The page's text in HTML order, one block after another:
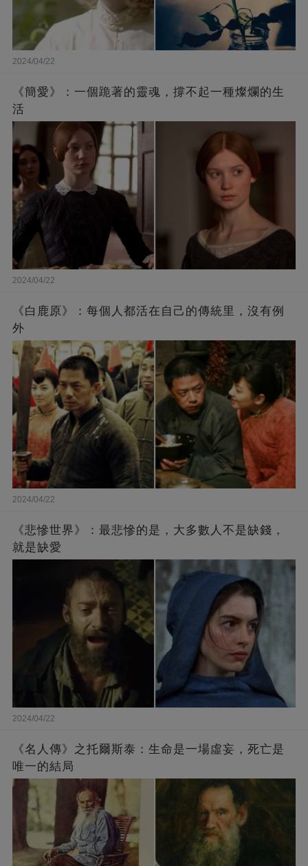
2024/04/22
《簡愛》：一個跪著的靈魂，撐不起一種燦爛的生
活
2024/04/22
《白鹿原》：每個人都活在自己的傳統里，沒有例
外
2024/04/22
《悲慘世界》：最悲慘的是，大多數人不是缺錢，
就是缺愛
2024/04/22
《名人傳》之托爾斯泰：生命是一場虛妄，死亡是
唯一的結局